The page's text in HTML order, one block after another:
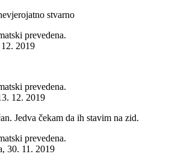
stvarno
prevedena.
2019
prevedena.
12. 2019
Jedva čekam da ih stavim na zid.
prevedena.
, 30. 11. 2019